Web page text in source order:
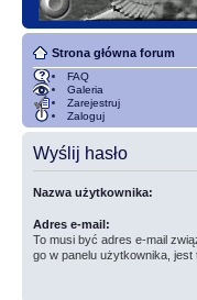
Strona główna forum
FAQ
Galeria
Zarejestruj
Zaloguj
Wyślij hasło
Nazwa użytkownika:
Adres e-mail:
To musi być adres e-mail
go w panelu użytkownika,